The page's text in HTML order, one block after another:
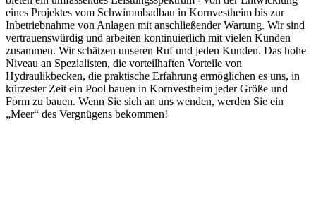
eines Projektes vom Schwimmbadbau in Kornvestheim bis zur
Inbetriebnahme von Anlagen mit anschließender Wartung. Wir sind
vertrauenswürdig und arbeiten kontinuierlich mit vielen Kunden
zusammen. Wir schätzen unseren Ruf und jeden Kunden. Das hohe
Niveau an Spezialisten, die vorteilhaften Vorteile von
Hydraulikbecken, die praktische Erfahrung ermöglichen es uns, in
kürzester Zeit ein Pool bauen in Kornvestheim jeder Größe und
Form zu bauen. Wenn Sie sich an uns wenden, werden Sie ein
„Meer“ des Vergnügens bekommen!